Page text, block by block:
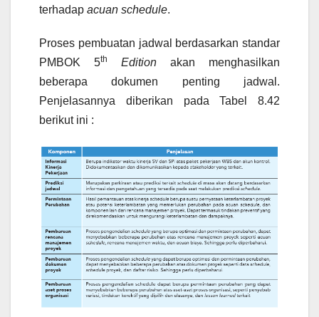
terhadap acuan schedule.
Proses pembuatan jadwal berdasarkan standar
PMBOK 5th Edition akan menghasilkan
beberapa dokumen penting jadwal.
Penjelasannya diberikan pada Tabel 8.42
berikut ini :